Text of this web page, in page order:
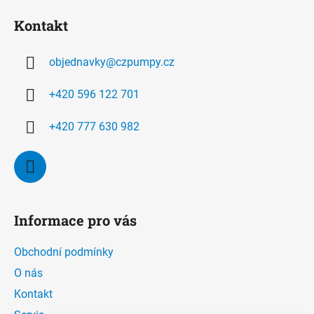
v
Kontakt
objednavky@czpumpy.cz
+420 596 122 701
+420 777 630 982
Informace pro vás
Obchodní podmínky
O nás
Kontakt